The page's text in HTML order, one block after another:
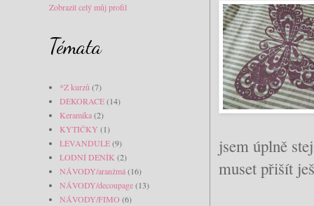
jsem úplně
muset přišít
Zobrazit celý můj profil
Témata
*Z kurzů (7)
DEKORACE(14)
Keramika(2)
KYTIČKY (1)
LEVANDULE(9)
LODNÍ DENÍK (2)
NÁVODY/aranžmá(16)
NÁVODY/decoupage(13)
NÁVODY/FIMO (6)